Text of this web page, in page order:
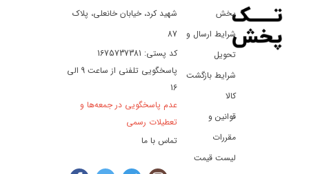
سفر
تفریح
پخش
شرایط ارسال و
تحویل
شرایط بازگشت
کالا
قوانین و
مقررات
لیست قیمت
شهید کرد، خیابان خانعلی، پلاک
87
کد پستی: 1675737381
پاسخگویی تلفنی از ساعت 9 الی
16
عدم پاسخگویی در جمعه‌ها و
تعطیلات رسمی
تماس با ما